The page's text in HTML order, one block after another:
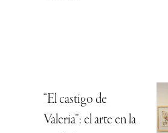
“El castigo de
Valeria”: el arte en la